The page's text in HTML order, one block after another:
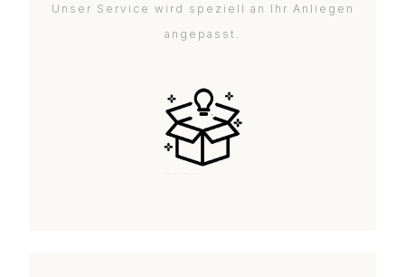
Unser Service wird speziell an Ihr Anliegen
angepasst.